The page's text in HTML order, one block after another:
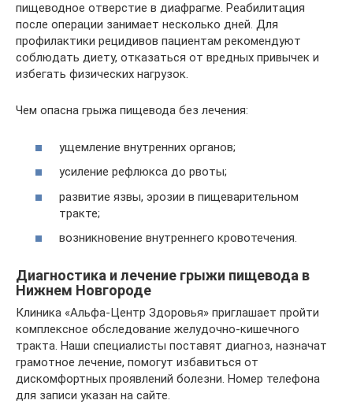
пищеводное отверстие в диафрагме. Реабилитация
после операции занимает несколько дней. Для
профилактики рецидивов пациентам рекомендуют
соблюдать диету, отказаться от вредных привычек и
избегать физических нагрузок.
Чем опасна грыжа пищевода без лечения:
ущемление внутренних органов;
усиление рефлюкса до рвоты;
развитие язвы, эрозии в пищеварительном
тракте;
возникновение внутреннего кровотечения.
Диагностика и лечение грыжи пищевода в
Нижнем Новгороде
Клиника «Альфа-Центр Здоровья» приглашает пройти
комплексное обследование желудочно-кишечного
тракта. Наши специалисты поставят диагноз, назначат
грамотное лечение, помогут избавиться от
дискомфортных проявлений болезни. Номер телефона
для записи указан на сайте.